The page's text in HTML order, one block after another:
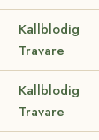
Kallblodig
Travare
Kallblodig
Travare